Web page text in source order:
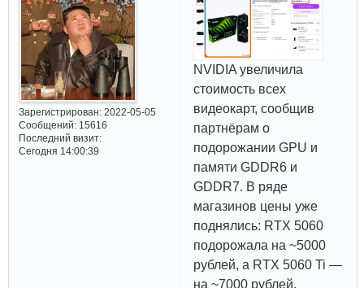
Зарегистрирован: 2022-05-05
Сообщений:15616
Последний визит:
Сегодня 14:00:39
NVIDIA увеличила
стоимость всех
видеокарт, сообщив
партнёрам о
подорожании GPU и
памяти GDDR6 и
GDDR7. В ряде
магазинов цены уже
поднялись: RTX 5060
подорожала на ~5000
рублей, а RTX 5060 Ti —
на ~7000 рублей.